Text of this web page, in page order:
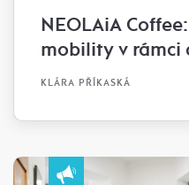
NEOLAiA
mobility v rámci
KLÁRA PŘÍKASKÁ